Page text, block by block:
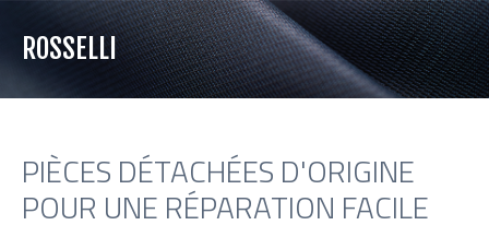
ROSSELLI
PIÈCES DÉTACHÉES D'ORIGINE
POUR UNE RÉPARATION FACILE